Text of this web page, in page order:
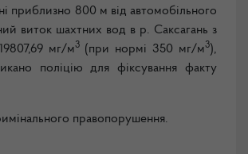
приблизно 800 м від автомобільного
виток шахтних вод в р. Саксагань з
мг/м3(при нормі 350 мг/м3),
поліцію для фіксування факту
правопорушення.